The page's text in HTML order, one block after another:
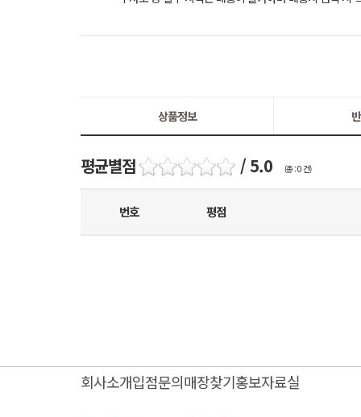
상품정보
평균별점 / 5.0 (총 : 0 건)
번호 평점
회사소개입점문의매장찾기홍보자료실